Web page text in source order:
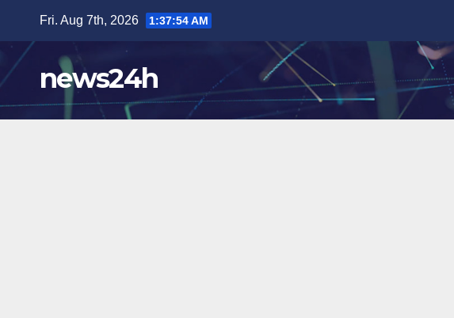
content
Fri. Aug 7th, 2026 1:37:55 AM
news24h